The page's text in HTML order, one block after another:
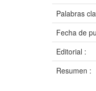
Palabras
Fecha de
Editorial :
Resumen :